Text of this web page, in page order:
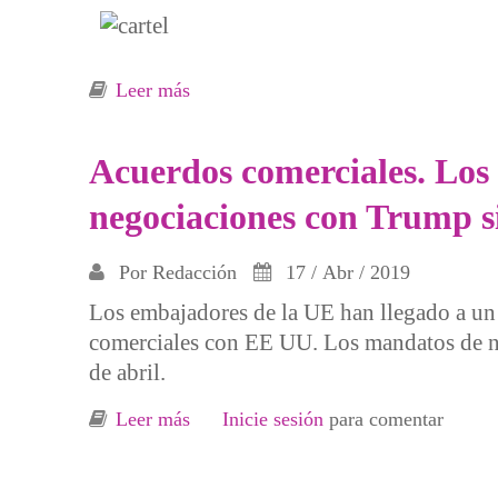
Leer más
Acuerdos comerciales.
negociaciones con
Por Redacción 17 / Abr / 2019
Los embajadores de la UE han llegado a
comerciales con EE UU. Los mandatos de
de abril.
Leer más sobre Acuerdos comerciales. Los
Inicie sesiónpara comentar